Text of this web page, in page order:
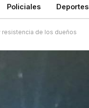
Policiales Deportes
resistencia de los dueños